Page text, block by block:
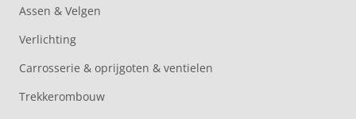
Assen & Velgen
Verlichting
Carrosserie & oprijgoten & ventielen
Trekkerombouw